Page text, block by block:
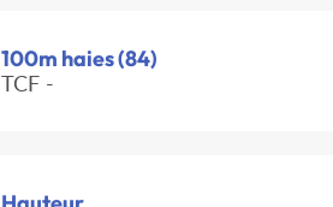
100m haies (84)
TCF -